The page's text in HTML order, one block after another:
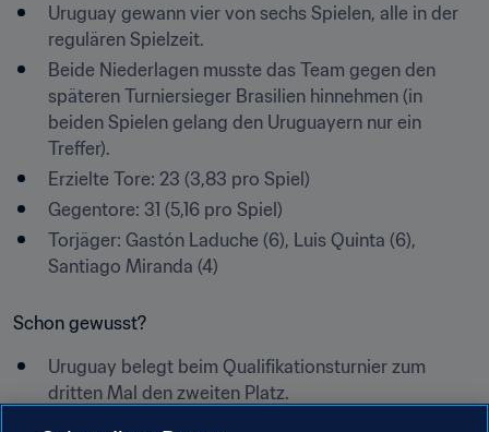
Uruguay gewann vier von sechs Spielen, alle in der
regulären Spielzeit.
Beide Niederlagen musste das Team gegen den
späteren Turniersieger Brasilien hinnehmen (in
beiden Spielen gelang den Uruguayern nur ein
Treffer).
Erzielte Tore: 23 (3,83 pro Spiel)
Gegentore: 31 (5,16 pro Spiel)
Torjäger: Gastón Laduche (6), Luis Quinta (6),
Santiago Miranda (4)
Schon gewusst?
Uruguay belegt beim Qualifikationsturnier zum
dritten Mal den zweiten Platz.